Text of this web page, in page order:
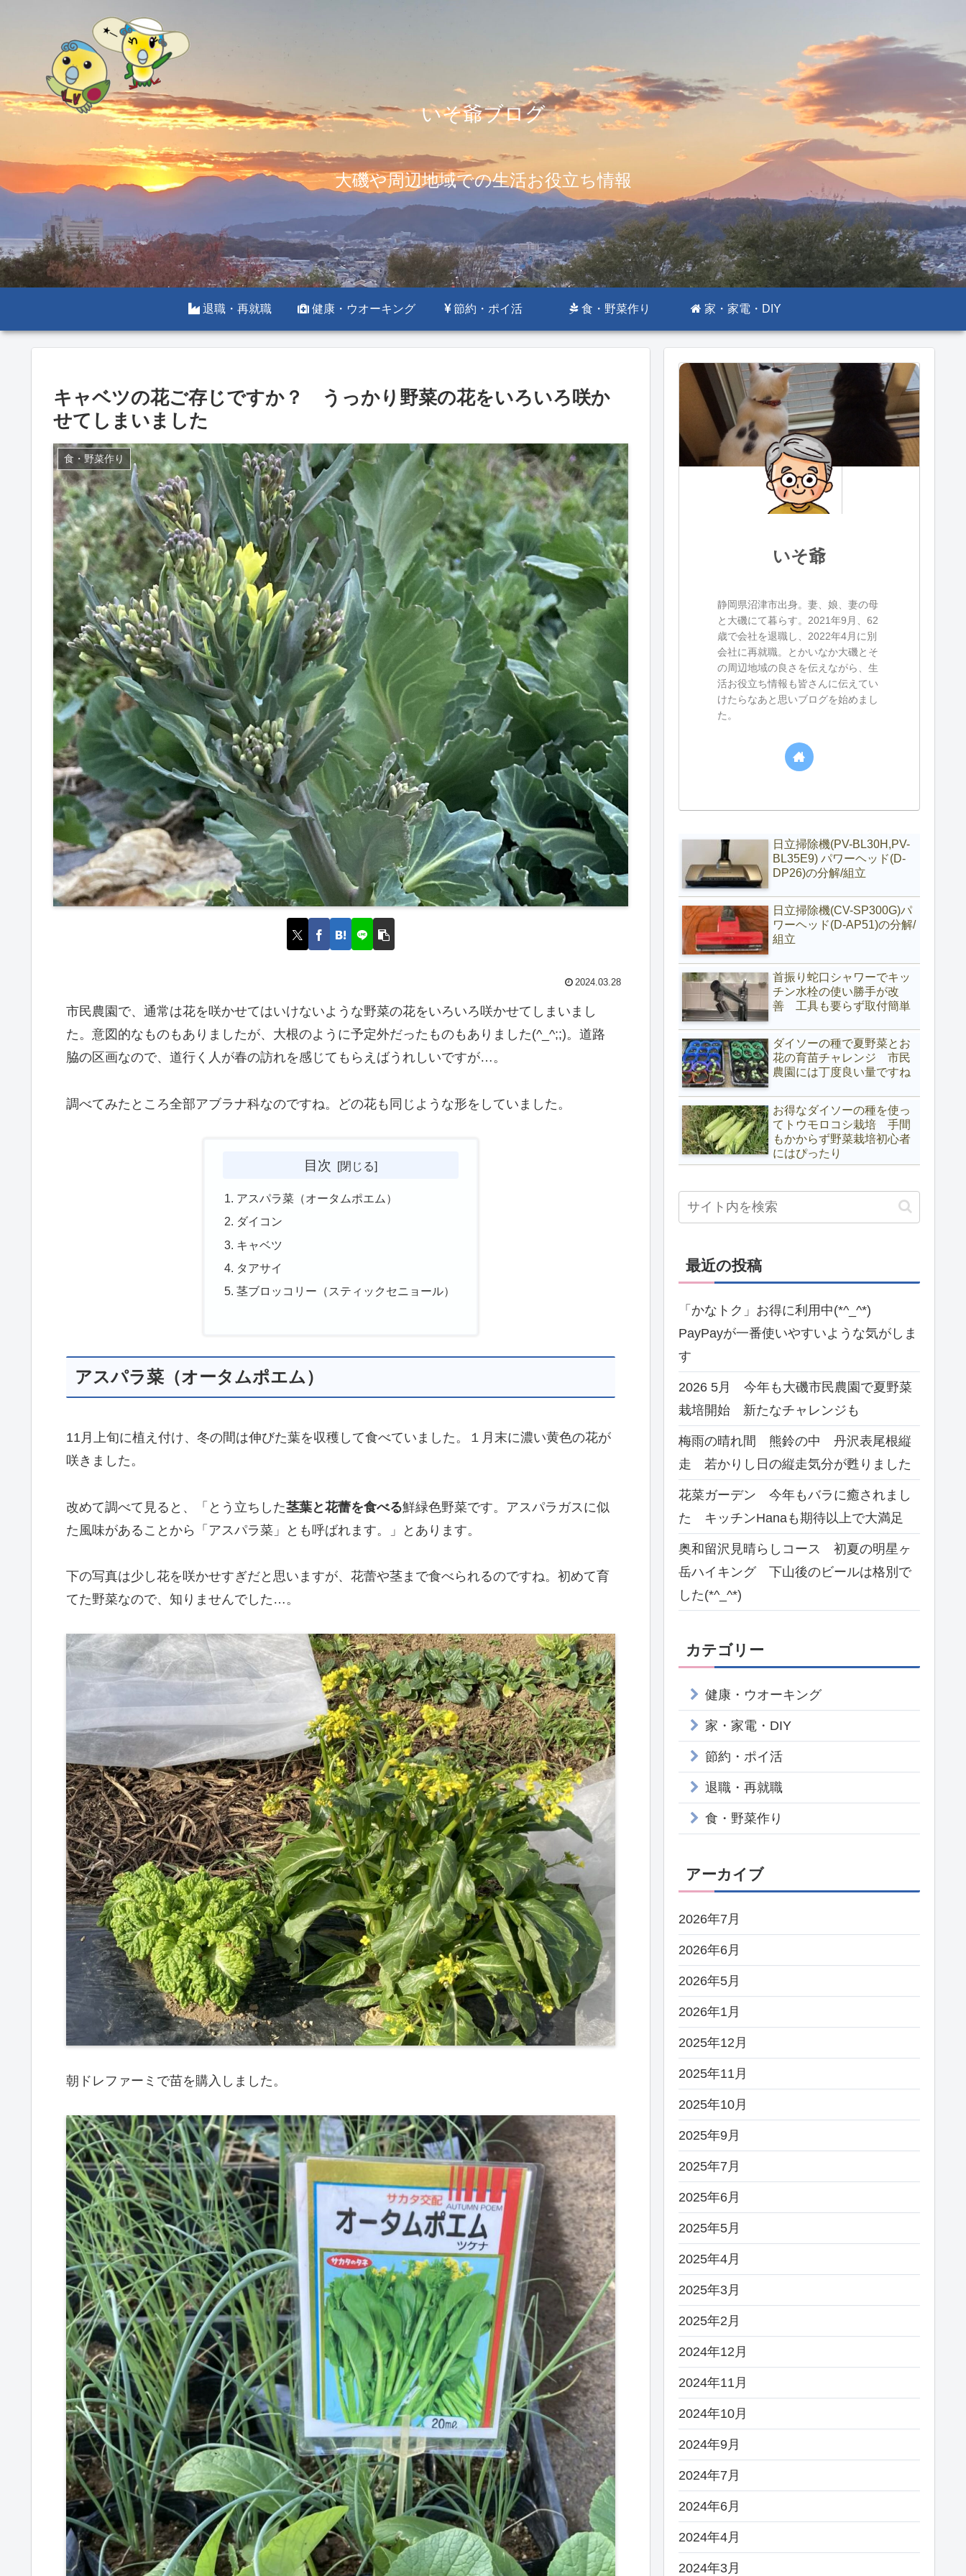
いそ爺ブログ
大磯や周辺地域での生活お役立ち情報
退職・再就職 健康・ウオーキング 節約・ポイ活 食・野菜作り 家・家電・DIY
キャベツの花ご存じですか？ うっかり野菜の花をいろいろ咲か
せてしまいました
食・野菜作り
2024.03.28
市民農園で、通常は花を咲かせてはいけないような野菜の花をいろいろ咲かせてしまいまし
た。意図的なものもありましたが、大根のように予定外だったものもありました(^_^;;)。道路
脇の区画なので、道行く人が春の訪れを感じてもらえばうれしいですが…。
調べてみたところ全部アブラナ科なのですね。どの花も同じような形をしていました。
目次
アスパラ菜（オータムポエム）
ダイコン
キャベツ
タアサイ
茎ブロッコリー（スティックセニョール）
アスパラ菜（オータムポエム）
11月上旬に植え付け、冬の間は伸びた葉を収穫して食べていました。１月末に濃い黄色の花が
咲きました。
改めて調べて見ると、「とう立ちした茎葉と花蕾を食べる鮮緑色野菜です。アスパラガスに似
た風味があることから「アスパラ菜」とも呼ばれます。」とあります。
下の写真は少し花を咲かせすぎだと思いますが、花蕾や茎まで食べられるのですね。初めて育
てた野菜なので、知りませんでした…。
朝ドレファーミで苗を購入しました。
いそ爺
静岡県沼津市出身。妻、娘、妻の母
と大磯にて暮らす。2021年9月、62
歳で会社を退職し、2022年4月に別
会社に再就職。とかいなか大磯とそ
の周辺地域の良さを伝えながら、生
活お役立ち情報も皆さんに伝えてい
けたらなあと思いブログを始めまし
た。
日立掃除機(PV-BL30H,PV-
BL35E9) パワーヘッド(D-
DP26)の分解/組立
日立掃除機(CV-SP300G)パ
ワーヘッド(D-AP51)の分解/
組立
首振り蛇口シャワーでキッ
チン水栓の使い勝手が改
善 工具も要らず取付簡単
ダイソーの種で夏野菜とお
花の育苗チャレンジ 市民
農園には丁度良い量ですね
お得なダイソーの種を使っ
てトウモロコシ栽培 手間
もかからず野菜栽培初心者
にはぴったり
最近の投稿
「かなトク」お得に利用中(*^_^*)
PayPayが一番使いやすいような気がしま
す
2026 5月 今年も大磯市民農園で夏野菜
栽培開始 新たなチャレンジも
梅雨の晴れ間 熊鈴の中 丹沢表尾根縦
走 若かりし日の縦走気分が甦りました
花菜ガーデン 今年もバラに癒されまし
た キッチンHanaも期待以上で大満足
奥和留沢見晴らしコース 初夏の明星ヶ
岳ハイキング 下山後のビールは格別で
した(*^_^*)
カテゴリー
健康・ウオーキング
家・家電・DIY
節約・ポイ活
退職・再就職
食・野菜作り
アーカイブ
2026年7月
2026年6月
2026年5月
2026年1月
2025年12月
2025年11月
2025年10月
2025年9月
2025年7月
2025年6月
2025年5月
2025年4月
2025年3月
2025年2月
2024年12月
2024年11月
2024年10月
2024年9月
2024年7月
2024年6月
2024年4月
2024年3月